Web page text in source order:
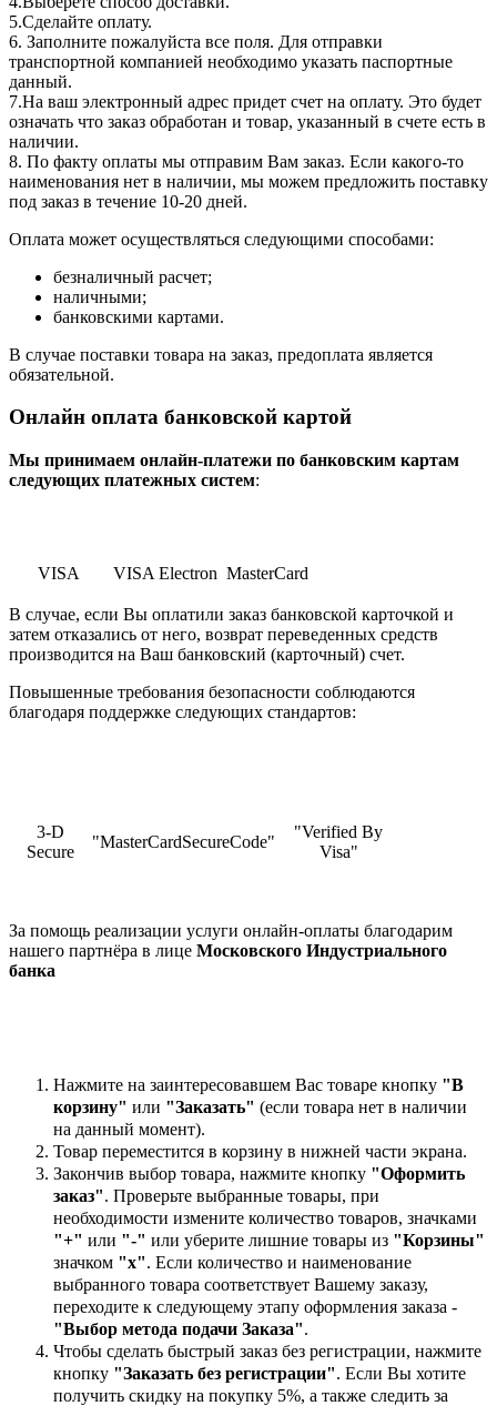
5.Сделайте оплату.
6. Заполните пожалуйста все поля. Для отправки
транспортной компанией необходимо указать паспортные
данный.
7.На ваш электронный адрес придет счет на оплату. Это будет
означать что заказ обработан и товар, указанный в счете есть в
наличии.
8. По факту оплаты мы отправим Вам заказ. Если какого-то
наименования нет в наличии, мы можем предложить поставку
под заказ в течение 10-20 дней.
Оплата может осуществляться следующими способами:
безналичный расчет;
наличными;
банковскими картами.
В случае поставки товара на заказ, предоплата является
обязательной.
Онлайн оплата банковской картой
Мы принимаем онлайн-платежи по банковским картам
cледующих платежных систем:
VISA VISA Electron MasterCard
В случае, если Вы оплатили заказ банковской карточкой и
затем отказались от него, возврат переведенных средств
производится на Ваш банковский (карточный) счет.
Повышенные требования безопасности соблюдаются
благодаря поддержке следующих стандартов:
3-D
Secure
"MasterCardSecureCode"
"Verified By
Visa"
За помощь реализации услуги онлайн-оплаты благодарим
нашего партнёра в лице Московского Индустриального
банка
Нажмите на заинтересовавшем Вас товаре кнопку "В
корзину" или "Заказать" (если товара нет в наличии
на данный момент).
Товар переместится в корзину в нижней части экрана.
Закончив выбор товара, нажмите кнопку "Оформить
заказ". Проверьте выбранные товары, при
необходимости измените количество товаров, значками
"+" или "-" или уберите лишние товары из "Корзины"
значком "х". Если количество и наименование
выбранного товара соответствует Вашему заказу,
переходите к следующему этапу оформления заказа -
"Выбор метода подачи Заказа".
Чтобы сделать быстрый заказ без регистрации, нажмите
кнопку "Заказать без регистрации". Если Вы хотите
получить скидку на покупку 5%, а также следить за